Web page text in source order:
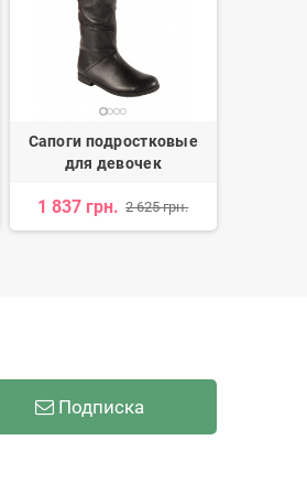
Сапоги подростковые
для девочек
1 837 грн. 2 625 грн.
Подписка